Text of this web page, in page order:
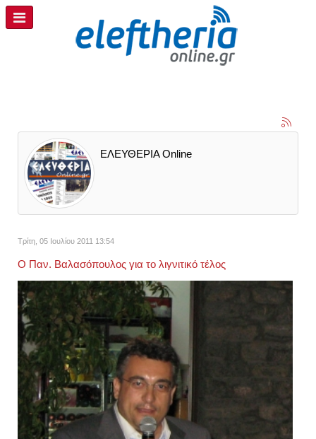
ΕΛΕΥΘΕΡΙΑ Online
Τρίτη, 05 Ιουλίου 2011 13:54
Ο Παν. Βαλασόπουλος για το λιγνιτικό τέλος